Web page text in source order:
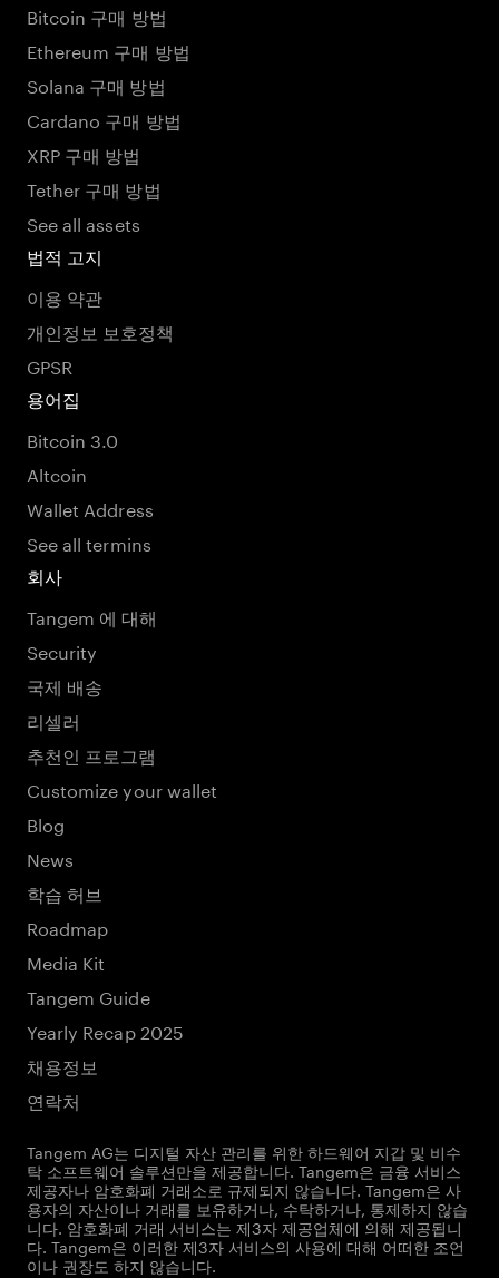
Bitcoin 구매 방법
Ethereum 구매 방법
Solana 구매 방법
Cardano 구매 방법
XRP 구매 방법
Tether 구매 방법
See all assets
법적 고지
이용 약관
개인정보 보호정책
GPSR
용어집
Bitcoin 3.0
Altcoin
Wallet Address
See all termins
회사
Tangem 에 대해
Security
국제 배송
리셀러
추천인 프로그램
Customize your wallet
Blog
News
학습 허브
Roadmap
Media Kit
Tangem Guide
Yearly Recap 2025
채용정보
연락처
Tangem AG는 디지털 자산 관리를 위한 하드웨어 지갑 및 비수
탁 소프트웨어 솔루션만을 제공합니다. Tangem은 금융 서비스
제공자나 암호화폐 거래소로 규제되지 않습니다. Tangem은 사
용자의 자산이나 거래를 보유하거나, 수탁하거나, 통제하지 않습
니다. 암호화폐 거래 서비스는 제3자 제공업체에 의해 제공됩니
다. Tangem은 이러한 제3자 서비스의 사용에 대해 어떠한 조언
이나 권장도 하지 않습니다.